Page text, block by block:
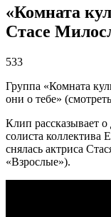
«Комната
Стасе
533
Группа «Комната
они о тебе»
Клип рассказывает
солиста коллектива
снялась актриса
«Взрослые»).